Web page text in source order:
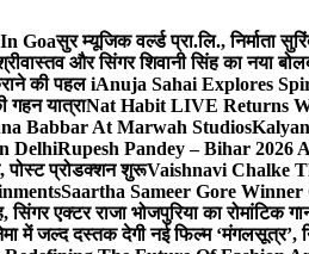
Goaसुर म्यूजिक वर्ल्ड प्रा.लि., निर्माता
और सिंगर शिवानी सिंह का नया
की पहल iAnuja Sahai Explores
गहन यात्राNat Habit LIVE Returns
Babbar At Marwah Studios
DelhiRupesh Pandey – Bihar 2026
पोस्ट प्रोडक्शन शुरूVaishnavi Chalke
Saartha Sameer Gore
एक्टर राजा भोजपुरिया का रोमांटिक
में जल्द दस्तक देगी नई फिल्म ‘मंगलसूत्र’,